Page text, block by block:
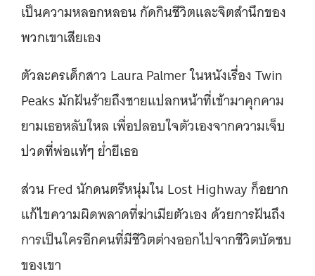
เป็นความหลอกหลอน กัดกินชีวิตและจิตสำนึกของ
พวกเขาเสียเอง
ตัวละครเด็กสาว Laura Palmer ในหนังเรื่อง Twin
Peaks มักฝันร้ายถึงชายแปลกหน้าที่เข้ามาคุกคาม
ยามเธอหลับใหล เพื่อปลอบใจตัวเองจากความเจ็บ
ปวดที่พ่อแท้ๆ ย่ำยีเธอ
ส่วน Fred นักดนตรีหนุ่มใน Lost Highway ก็อยาก
แก้ไขความผิดพลาดที่ฆ่าเมียตัวเอง ด้วยการฝันถึง
การเป็นใครอีกคนที่มีชีวิตต่างออกไปจากชีวิตบัดซบ
ของเขา